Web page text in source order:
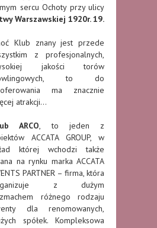
sercu Ochoty przy ulicy
Warszawskiej 1920r. 19.
Klub znany jest przede
z profesjonalnych,
jakości torów
to do
ma znacznie
atrakcji…
ARCO, to jeden z
ACCATA GROUP, w
której wchodzi także
na rynku marka ACCATA
PARTNER – firma, która
z dużym
różnego rodzaju
dla renomowanych,
spółek. Kompleksowa